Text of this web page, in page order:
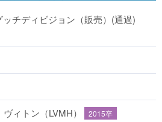
チディビジョン（販売）(通過)
ィトン（LVMH） 2015卒